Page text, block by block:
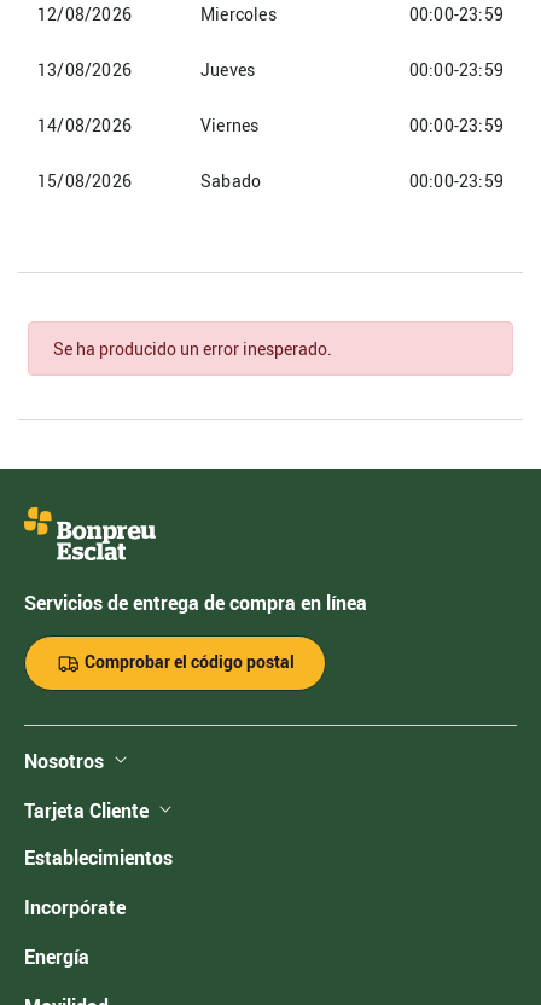
12/08/2026 Miercoles 00:00-23:59
13/08/2026 Jueves 00:00-23:59
14/08/2026 Viernes 00:00-23:59
15/08/2026 Sabado 00:00-23:59
Se ha producido un error inesperado.
Servicios de entrega de compra en línea
Comprobar el código postal
Nosotros
Tarjeta Cliente
Establecimientos
Incorpórate
Energía